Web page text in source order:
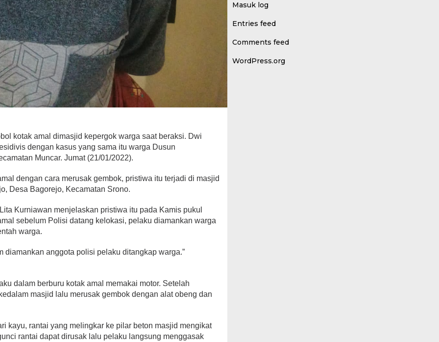
kotak amal dimasjid kepergok warga saat beraksi. Dwi
dengan kasus yang sama itu warga Dusun
Muncar. Jumat (21/01/2022).
dengan cara merusak gembok, pristiwa itu terjadi di masjid
Desa Bagorejo, Kecamatan Srono.
Kurniawan menjelaskan pristiwa itu pada Kamis pukul
sebelum Polisi datang kelokasi, pelaku diamankan warga
warga.
diamankan anggota polisi pelaku ditangkap warga.”
dalam berburu kotak amal memakai motor. Setelah
masjid lalu merusak gembok dengan alat obeng dan
kayu, rantai yang melingkar ke pilar beton masjid mengikat
rantai dapat dirusak lalu pelaku langsung menggasak
Masuk log
Entries feed
Comments feed
WordPress.org